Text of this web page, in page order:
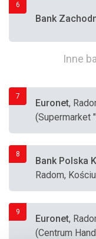
6
Bank
Inne
7
Euronet,
(Supermarket
8
Bank Polska
Radom,
9
Euronet,
(Centrum